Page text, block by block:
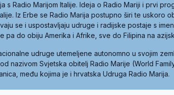
s Radio Marijom Italije. Ideja o Radio Mariji i prvi
Iz Erbe se Radio Marija postupno širi te uskoro
se i uspostavljaju udruge i radijske postaje s
pa do obiju Amerika i Afrike, sve do Filipina na
udruge utemeljene autonomno u svojim
nazivom Svjetska obitelj Radio Marije (World
među kojima je i hrvatska Udruga Radio Marija.